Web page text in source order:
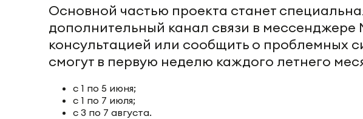
Основной частью проекта станет
дополнительный канал связи в мессенджере
консультацией или сообщить о проблемных
смогут в первую неделю каждого летнего
с 1 по 5 июня;
с 1 по 7 июля;
с 3 по 7 августа.